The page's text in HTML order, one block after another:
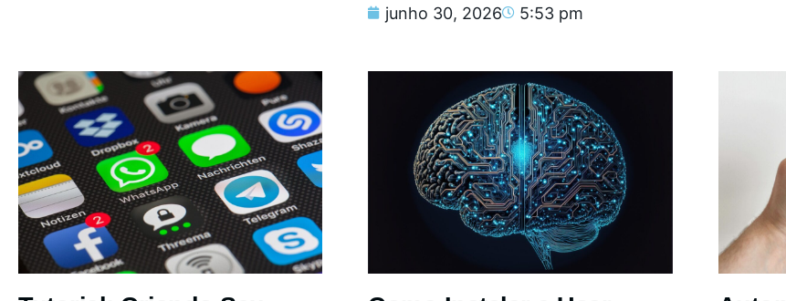
junho 30, 2026 5:53 pm